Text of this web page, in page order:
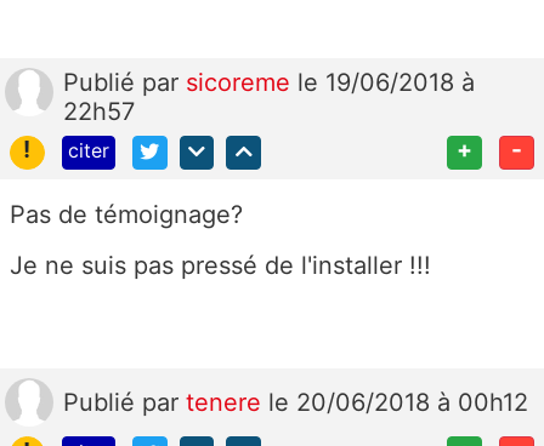
Publié par sicoreme le 19/06/2018 à
22h57
!
citer + -
Pas de témoignage?
Je ne suis pas pressé de l'installer !!!
Publié par tenere le 20/06/2018 à 00h12